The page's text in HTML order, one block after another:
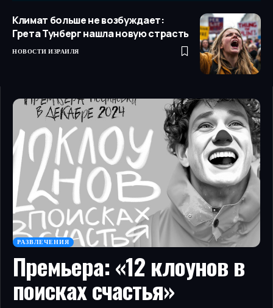
Климат больше не возбуждает:
Грета Тунберг нашла новую страсть
НОВОСТИ ИЗРАИЛЯ
РАЗВЛЕЧЕНИЯ
Премьера: «12 клоунов в
поисках счастья»